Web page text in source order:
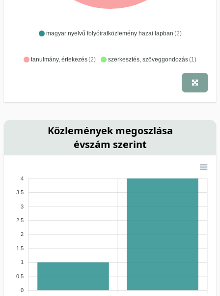
magyar nyelvű folyóiratközlemény hazai lapban (2)
tanulmány, értekezés(2) szerkesztés, szöveggondozás(1)
Közlemények megoszlása
évszám szerint
4
3.5
3
2.5
2
1.5
1
0.5
0